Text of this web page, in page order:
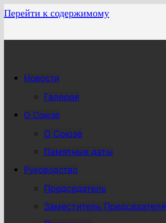
Перейти к содержимому
Новости
Галерея
О Союзе
О Союзе
Памятные даты
Руководство
Председатель
Заместитель Председателя